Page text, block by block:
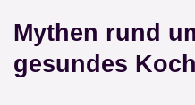
Mythen rund
gesundes